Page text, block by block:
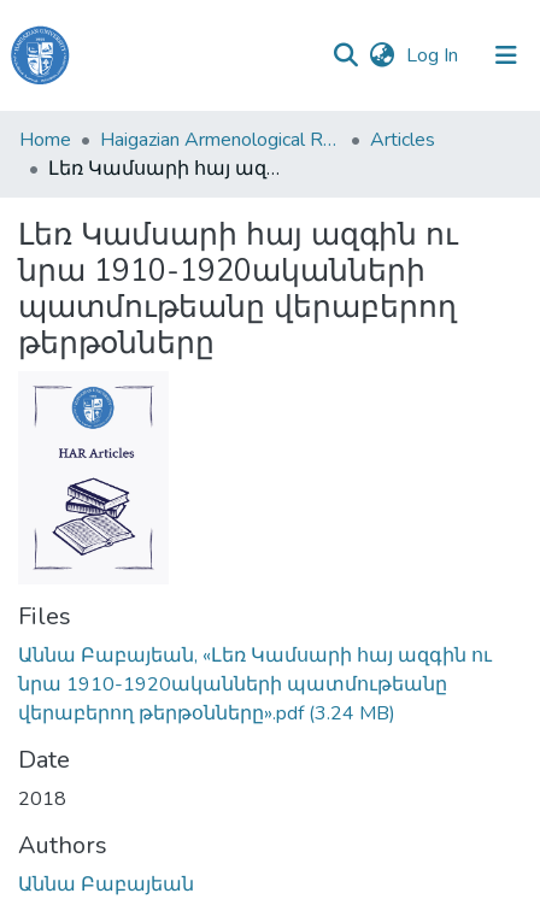
Log In (current)
Haigazian
University
&
Collections
All of DSpace
Home Haigazian Armenological Review
Articles
Լեռ Կամսարի հայ ազգին ու նրա 1910-1920ականների պատմութեանը վերաբերող թերթօնները
Լեռ Կամսարի հայ ազգին ու
նրա 1910-1920ականների
պատմութեանը վերաբերող
թերթօնները
Files
Աննա Բաբայեան, «Լեռ Կամսարի հայ ազգին ու
նրա 1910-1920ականների պատմութեանը
վերաբերող թերթօնները».pdf(3.24 MB)
Date
2018
Authors
Աննա Բաբայեան